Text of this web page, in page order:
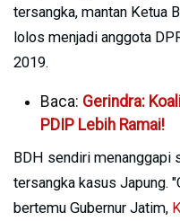
tersangka, mantan Ketua
lolos menjadi anggota
2019.
Baca: Gerindra:
PDIP Lebih Ramai!
BDH sendiri menanggapi
tersangka kasus Japung.
bertemu Gubernur Jatim,